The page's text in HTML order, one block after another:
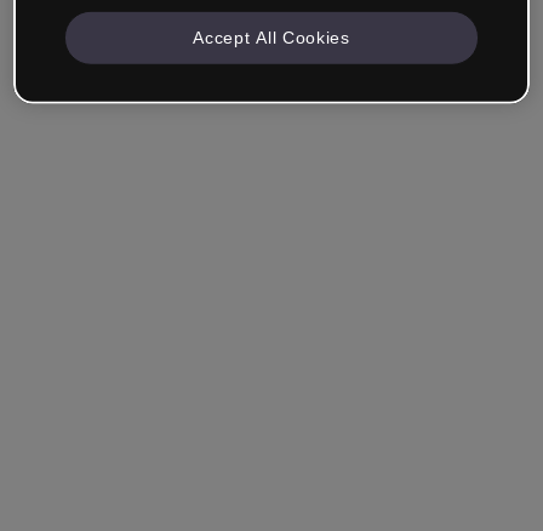
Empresa & Profissionais
outra área.
Accept All Cookies